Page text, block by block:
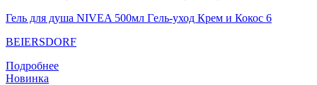
Гель для душа NIVEA 500мл Гeль-уход Крем и Кокос 6
BEIERSDORF
Подробнее
Новинка